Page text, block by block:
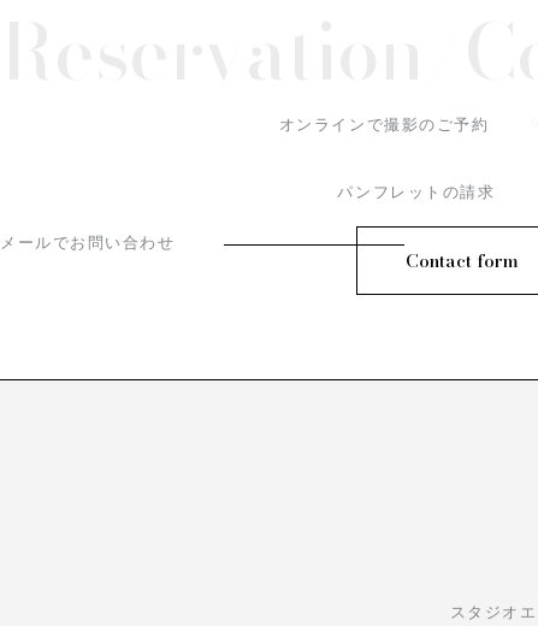
オンラインで撮影のご予約
パンフレットの請求
メールでお問い合わせ
Contact form
スタジオ